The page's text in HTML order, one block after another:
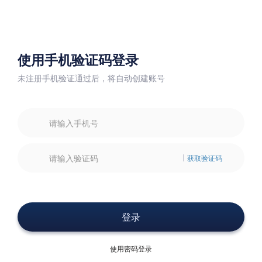
使用手机验证码登录
未注册手机验证通过后，将自动创建账号
使用密码登录